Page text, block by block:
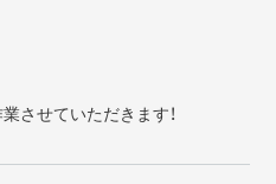
させていただきます！